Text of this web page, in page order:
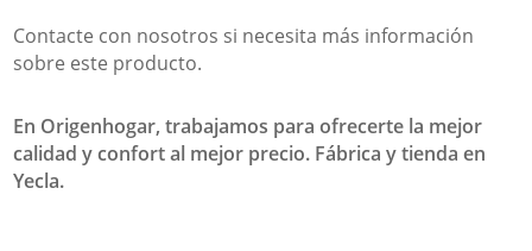
Contacte con nosotros si necesita más información
sobre este producto.
En Origenhogar, trabajamos para ofrecerte la mejor
calidad y confort al mejor precio. Fábrica y tienda en
Yecla.